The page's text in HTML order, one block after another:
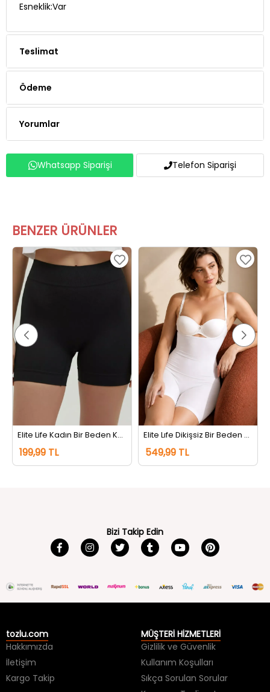
Teslimat
Ödeme
Yorumlar
Elite Life Kadın Bir Beden Küçülten Dikişsiz Korse Boxer Siyah
199,99 TL 549,99 TL
Hakkımızda
İletişim
Kargo Takip
Gizlilik ve Güvenlik
Kullanım Koşulları
Sıkça Sorulan Sorular
Kargo ve Teslimat